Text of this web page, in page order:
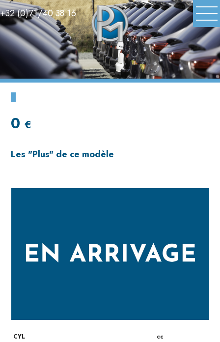
+32 (0)71/40 38 16
0€
Les "Plus" de ce modèle
CYL cc